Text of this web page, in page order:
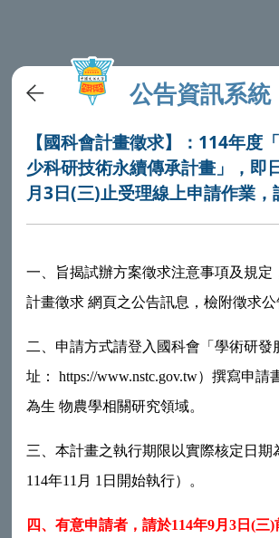
公告資訊系統
【國科會計畫徵求】：114年度
少科研技術永續傳承計畫」，即
月3日(三)止受理線上申請作業，
一、旨揭試辦方案徵求注意事項及規定
計畫徵求 網頁之公告訊息，檢附徵求公
二、申請方式請登入國科會「學術研發
址： https://www.nstc.gov.tw）撰寫申請
為生 物農學相關研究領域。
三、本計畫之執行期限以實際核定日期
114年11月 1日開始執行）。
四、有意申請者，請於114年9月3 日(三)